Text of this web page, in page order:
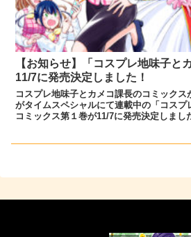
【お知らせ】「コスプレ地味子と
11/7に発売決定しました！
コスプレ地味子とカメコ課長のコミック
がタイムスペシャルにて連載中の「コスプ
コミックス第１巻が11/7に発売決定しまし